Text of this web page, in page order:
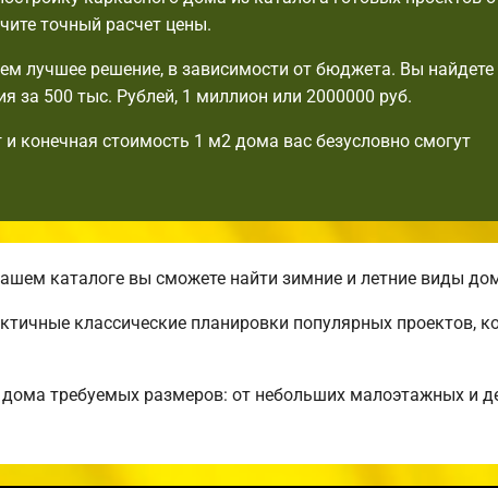
точный расчет цены.
лучшее решение, в зависимости от бюджета. Вы найдете
за 500 тыс. Рублей, 1 миллион или 2000000 руб.
и конечная стоимость 1 м2 дома вас безусловно смогут
каталоге вы сможете найти зимние и летние виды
классические планировки популярных проектов,
требуемых размеров: от небольших малоэтажных и